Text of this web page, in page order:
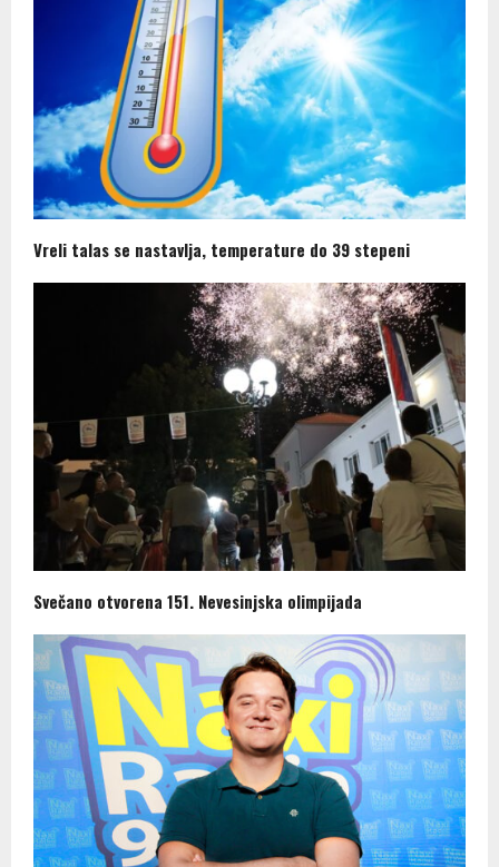
Vreli talas se nastavlja, temperature do 39 stepeni
Svečano otvorena 151. Nevesinjska olimpijada